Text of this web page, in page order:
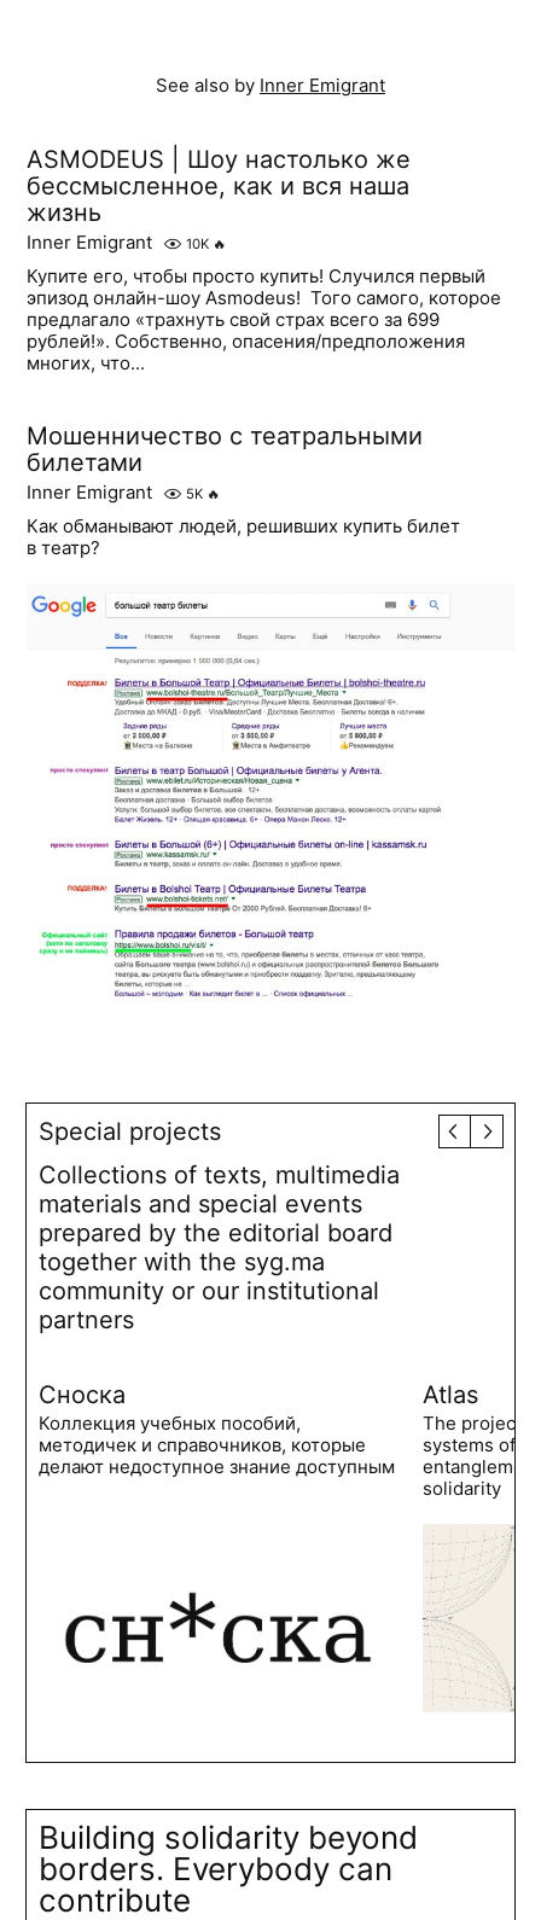
See also by Inner Emigrant
ASMODEUS | Шоу настолько же
бессмысленное, как и вся наша
жизнь
Inner Emigrant 10K 🔥
Купите его, чтобы просто купить! Случился первый
эпизод онлайн-шоу Asmodeus! ​ Того самого, которое
предлагало «трахнуть свой страх всего за 699
рублей!». Собственно, опасения/предположения
многих, что...
Мошенничество с театральными
билетами
Inner Emigrant 5K 🔥
Как обманывают людей, решивших купить билет
в театр?
Special projects
Collections of texts, multimedia
materials and special events
prepared by the editorial board
together with the syg.ma
community or our institutional
partners
Сноска
Коллекция учебных пособий,
методичек и справочников, которые
делают недоступное знание доступным
Atlas
The project
systems of
solidarity
Building solidarity beyond
borders. Everybody can
contribute